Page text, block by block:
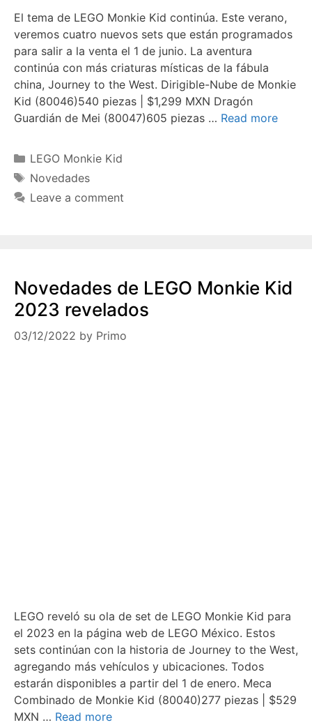
El tema de LEGO Monkie Kid continúa. Este verano,
veremos cuatro nuevos sets que están programados
para salir a la venta el 1 de junio. La aventura
continúa con más criaturas místicas de la fábula
china, Journey to the West. Dirigible-Nube de Monkie
Kid (80046)540 piezas | $1,299 MXN Dragón
Guardián de Mei (80047)605 piezas … Read more
Categories
LEGO Monkie Kid
Tags
Novedades
Leave a comment
Novedades de LEGO Monkie Kid
2023 revelados
03/12/2022 by Primo
LEGO reveló su ola de set de LEGO Monkie Kid para
el 2023 en la página web de LEGO México. Estos
sets continúan con la historia de Journey to the West,
agregando más vehículos y ubicaciones. Todos
estarán disponibles a partir del 1 de enero. Meca
Combinado de Monkie Kid (80040)277 piezas | $529
MXN … Read more